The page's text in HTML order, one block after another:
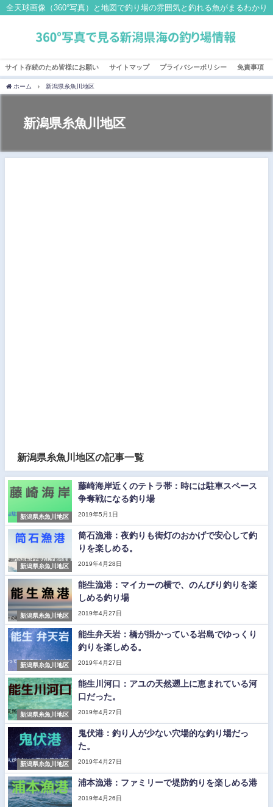
全天球画像（360°写真）と地図で釣り場の雰囲気と釣れる魚がまるわかり
サイト存続のため皆様にお願い サイトマップ プライバシーポリシー 免責事項
ホーム 新潟県糸魚川地区
新潟県糸魚川地区
新潟県糸魚川地区の記事一覧
新潟県糸魚川地区
藤崎海岸近くのテトラ帯：時には駐車スペース
争奪戦になる釣り場
2019年5月1日
新潟県糸魚川地区
筒石漁港：夜釣りも街灯のおかげで安心して釣
りを楽しめる。
2019年4月28日
新潟県糸魚川地区
能生漁港：マイカーの横で、のんびり釣りを楽
しめる釣り場
2019年4月27日
新潟県糸魚川地区
能生弁天岩：橋が掛かっている岩島でゆっくり
釣りを楽しめる。
2019年4月27日
新潟県糸魚川地区
能生川河口：アユの天然遡上に恵まれている河
口だった。
2019年4月27日
新潟県糸魚川地区
鬼伏港：釣り人が少ない穴場的な釣り場だっ
た。
2019年4月27日
浦本漁港：ファミリーで堤防釣りを楽しめる港
2019年4月26日